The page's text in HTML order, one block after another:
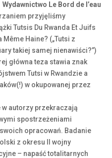
Wydawnictwo Le Bord de l’eau
przyjęliśmy
Tutsis Du Rwanda Et Juifs
Même Haine? („Tutsi z
takiej samej nienawiści?”)
główna teza stawia znak
Tutsi w Rwandzie a
w okupowanej przez
autorzy przekraczają
spostrzeżeniami
opracowań. Badanie
z okresu II wojny
– napaść totalitarnych